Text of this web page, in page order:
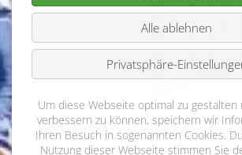
Alle ablehnen
Privatsphäre-
Um diese Webseite optimal zu gestalten
verbessern zu können, speichern wir
Ihren Besuch in sogenannten Cookies.
Nutzung dieser Webseite stimmen Sie